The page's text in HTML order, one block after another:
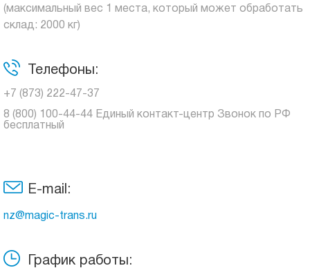
(максимальный вес 1 места, который может обработать
склад: 2000 кг)
Телефоны:
+7 (873) 222-47-37
8 (800) 100-44-44 Единый контакт-центр Звонок по РФ
бесплатный
E-mail:
nz@magic-trans.ru
График работы: